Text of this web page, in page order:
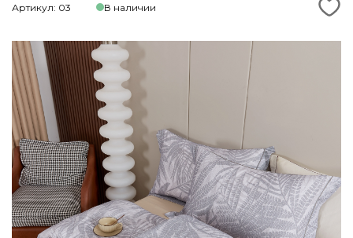
Артикул: 03 В наличии